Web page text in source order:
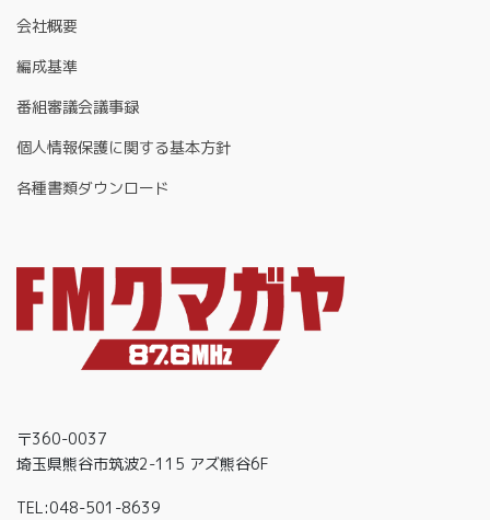
会社概要
編成基準
番組審議会議事録
個人情報保護に関する基本方針
各種書類ダウンロード
〒360-0037
埼玉県熊谷市筑波2-115 アズ熊谷6F
TEL:048-501-8639